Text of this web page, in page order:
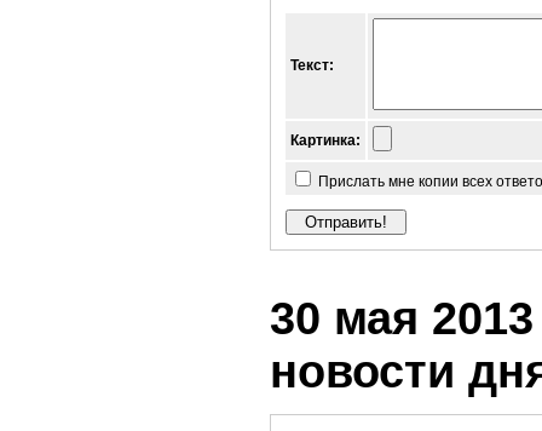
Текст:
Картинка:
Прислать мне копии всех
30 мая
новости